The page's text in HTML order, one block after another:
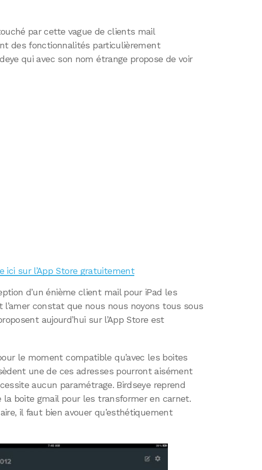
par cette vague de clients mail
des fonctionnalités particulièrement
qui avec son nom étrange propose de voir
ici sur l’App Store gratuitement
d’un énième client mail pour iPad les
constat que nous nous noyons tous sous
aujourd’hui sur l’App Store est
le moment compatible qu’avec les boites
une de ces adresses pourront aisément
aucun paramétrage. Birdseye reprend
boite gmail pour les transformer en carnet.
il faut bien avouer qu’esthétiquement